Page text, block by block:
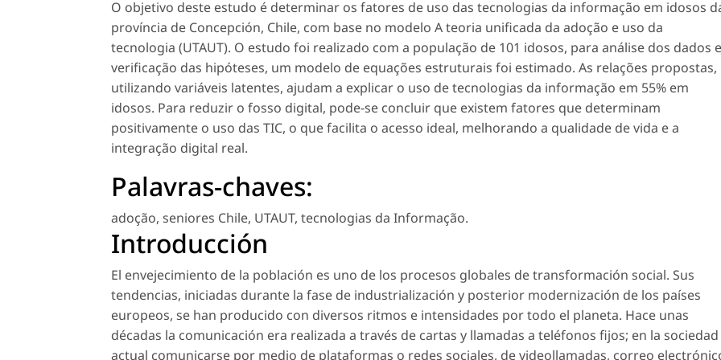
O objetivo deste estudo é determinar os fatores de uso das tecnologias da informação em idosos
província de Concepción, Chile, com base no modelo A teoria unificada da adoção e uso da
tecnologia (UTAUT). O estudo foi realizado com a população de 101 idosos, para análise dos dados e
verificação das hipóteses, um modelo de equações estruturais foi estimado. As relações propostas,
utilizando variáveis latentes, ajudam a explicar o uso de tecnologias da informação em 55% em
idosos. Para reduzir o fosso digital, pode-se concluir que existem fatores que determinam
positivamente o uso das TIC, o que facilita o acesso ideal, melhorando a qualidade de vida e a
integração digital real.
Palavras-chaves:
adoção, seniores Chile, UTAUT, tecnologias da Informação.
Introducción
El envejecimiento de la población es uno de los procesos globales de transformación social. Sus
tendencias, iniciadas durante la fase de industrialización y posterior modernización de los países
europeos, se han producido con diversos ritmos e intensidades por todo el planeta. Hace unas
décadas la comunicación era realizada a través de cartas y llamadas a teléfonos fijos; en la sociedad
actual comunicarse por medio de plataformas o redes sociales, de videollamadas, correo